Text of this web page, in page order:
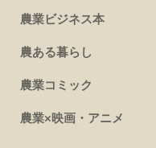
農業ビジネス本
農ある暮らし
農業コミック
農業×映画・アニメ